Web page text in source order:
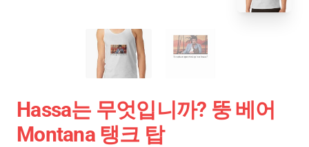
Hassa는 무엇입니까? 뚱 베어
Montana 탱크 탑